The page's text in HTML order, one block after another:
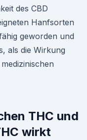
des CBD
Hanfsorten
geworden und
als die Wirkung
THC und
wirkt